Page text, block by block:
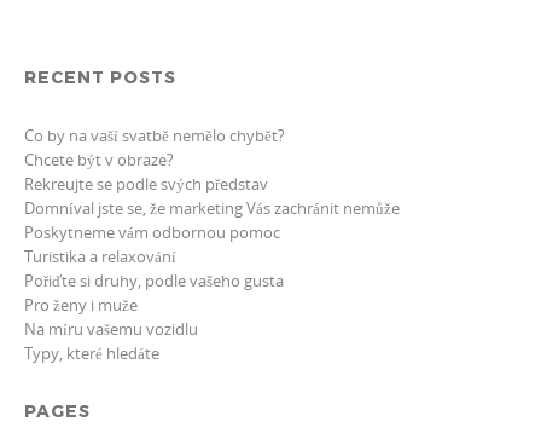
RECENT POSTS
Co by na vaší svatbě nemělo chybět?
Chcete být v obraze?
Rekreujte se podle svých představ
Domníval jste se, že marketing Vás zachránit nemůže
Poskytneme vám odbornou pomoc
Turistika a relaxování
Pořiďte si druhy, podle vašeho gusta
Pro ženy i muže
Na míru vašemu vozidlu
Typy, které hledáte
PAGES